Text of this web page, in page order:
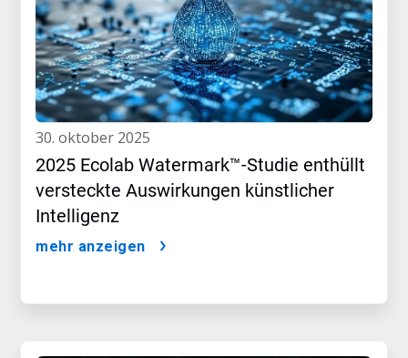
30. oktober 2025
2025 Ecolab Watermark™-Studie enthüllt
versteckte Auswirkungen künstlicher
Intelligenz
mehr anzeigen